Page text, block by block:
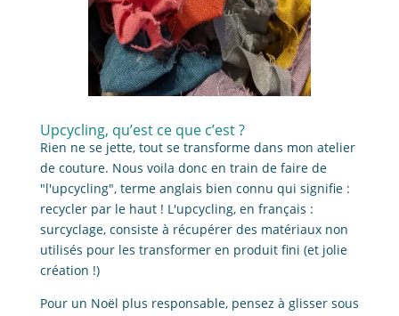
Upcycling, qu’est ce que c’est ?
Rien ne se jette, tout se transforme dans mon atelier
de couture. Nous voila donc en train de faire de
"l'upcycling", terme anglais bien connu qui signifie :
recycler par le haut ! L'upcycling, en français :
surcyclage, consiste à récupérer des matériaux non
utilisés pour les transformer en produit fini (et jolie
création !)
Pour un Noël plus responsable, pensez à glisser sous